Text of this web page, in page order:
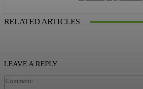
RELATED ARTICLES
LEAVE A REPLY